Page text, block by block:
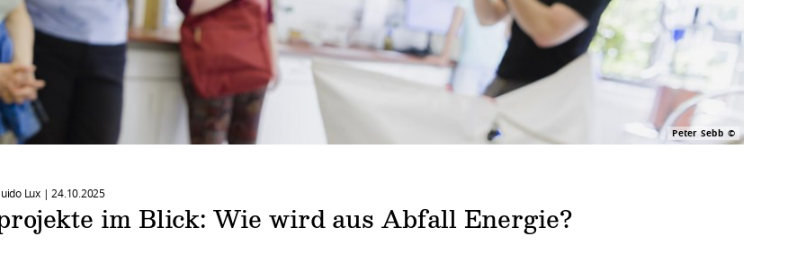
Peter Sebb
Lux | 24.10.2025
im Blick: Wie wird aus Abfall Energie?